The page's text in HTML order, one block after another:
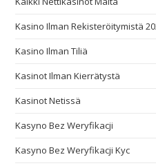
Kasino Ilman Rekisteröitymistä
Kasino Ilman Tiliä
Kasinot Ilman Kierrätystä
Kasinot Netissä
Kasyno Bez Weryfikacji
Kasyno Bez Weryfikacji Kyc